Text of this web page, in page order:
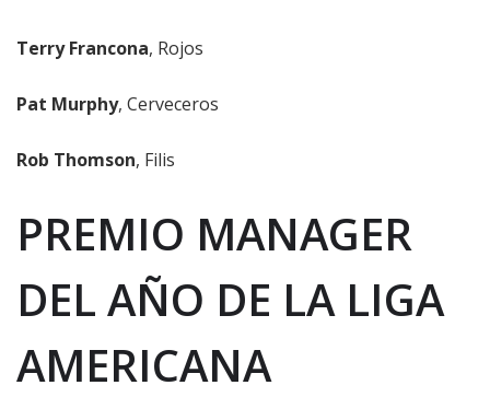
Terry Francona, Rojos
Pat Murphy, Cerveceros
Rob Thomson, Filis
PREMIO MANAGER
DEL AÑO DE LA LIGA
AMERICANA